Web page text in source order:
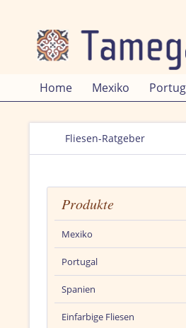
Home Mexiko
Fliesen-Ratgeber
Produkte
Mexiko
Portugal
Spanien
Einfarbige Fliesen